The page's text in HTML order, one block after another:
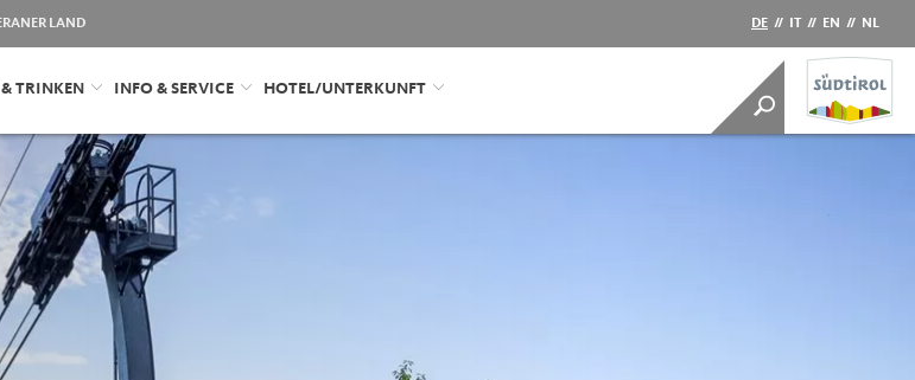
LAND DE // IT // EN // NL
& TRINKEN INFO & SERVICE HOTEL/UNTERKUNFT